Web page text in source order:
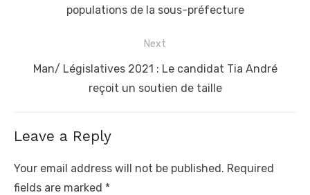
populations de la sous-préfecture
Next
Next
Man/ Législatives 2021 : Le candidat Tia André
reçoit un soutien de taille
Leave a Reply
Your email address will not be published. Required
fields are marked *